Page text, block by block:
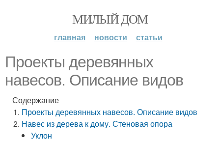
МИЛЫЙ ДОМ
главная новости статьи
Проекты деревянных
навесов. Описание видов
Содержание
Проекты деревянных навесов. Описание видов
Навес из дерева к дому. Стеновая опора
Уклон